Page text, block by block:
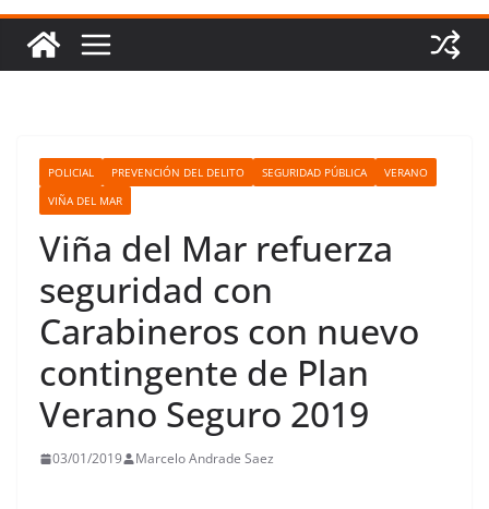
POLICIAL PREVENCIÓN DEL DELITO SEGURIDAD PÚBLICA
VERANO
VIÑA DEL MAR
Viña del Mar refuerza
seguridad con
Carabineros con nuevo
contingente de Plan
Verano Seguro 2019
03/01/2019 Marcelo Andrade Saez